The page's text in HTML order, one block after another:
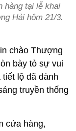
hàng tại lễ khai
Hải hôm 21/3.
chào Thượng
bày tỏ sự vui
lộ đã dành
truyền thống
cửa hàng,